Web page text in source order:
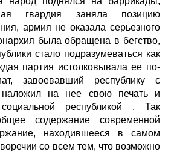
гвардия заняла позицию
армия не оказала серьезного
была обращена в бегство,
стало подразумеваться как
партия истолковывала ее по-
завоевавший республику с
на нее свою печать и
республикой . Так
содержание современной
находившееся в самом
со всем тем, что возможно